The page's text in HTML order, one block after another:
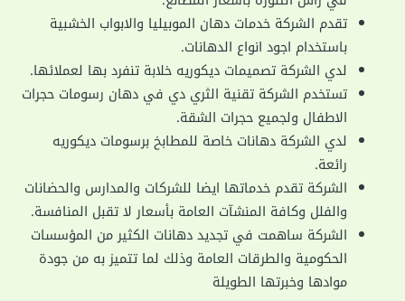
تقدم الشركة خدمات دهان الموبيليا والابواب الخشبية
باستخدام اجود انواع الدهانات.
لدي الشركة تصميمات ديكوريه خلابة تنفرد بها لعملائها.
تستخدم الشركة تقنية الثري دي في دهان رسومات حجرات
الاطفال ولجميع حجرات الشقة.
لدي الشركة دهانات خاصة للمطابخ برسومات ديكوريه
رائعة.
الشركة تقدم خدماتها ايضا للشركات والمدارس والحضانات
والفلل وكافة المنشآت العامة بأسعار لا تقبل المنافسة.
الشركة ساهمت في تجديد دهانات الكثير من المؤسسات
الحكومية والطرقات العامة وذلك لما تتميز به من جودة
موادها وخبرتها الطويلة